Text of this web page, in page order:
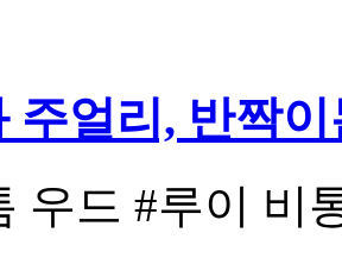
주얼리, 반짝
우드 #루이 비